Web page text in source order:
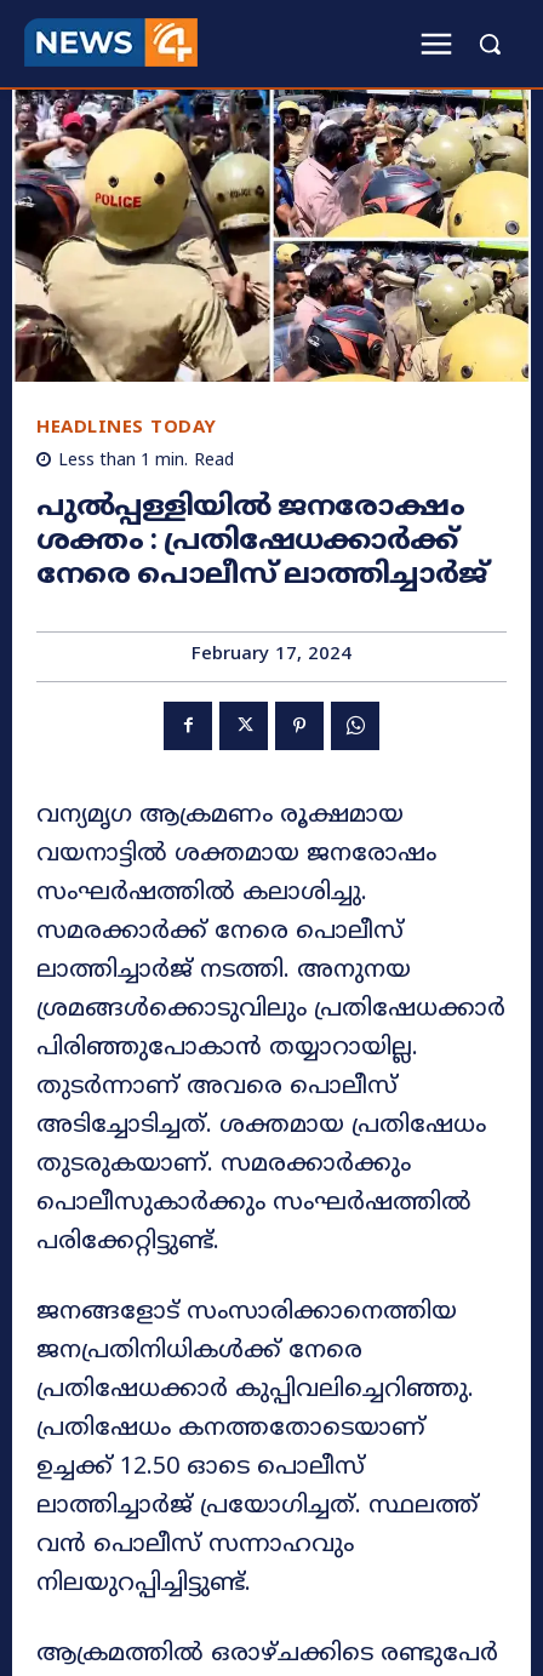
HEADLINES TODAY
Less than 1 min. Read
പുൽപ്പള്ളിയിൽ ജനരോക്ഷം
ശക്തം : പ്രതിഷേധക്കാര്‍ക്ക്
നേരെ പൊലീസ് ലാത്തിച്ചാർജ്
February 17, 2024
വന്യമൃ​ഗ ആക്രമണം രൂക്ഷമായ
വയനാട്ടിൽ ശക്തമായ ജനരോഷം
സംഘർഷത്തിൽ കലാശിച്ചു.
സമരക്കാർക്ക് നേരെ പൊലീസ്
ലാത്തിച്ചാർജ് നടത്തി. അനുനയ
ശ്രമങ്ങൾക്കൊടുവിലും പ്രതിഷേധക്കാർ
പിരിഞ്ഞുപോകാൻ തയ്യാറായില്ല.
തുടർന്നാണ് അവരെ പൊലീസ്
അടിച്ചോടിച്ചത്. ശക്തമായ പ്രതിഷേധം
തുടരുകയാണ്. സമരക്കാർക്കും
പൊലീസുകാർക്കും സംഘർഷത്തിൽ
പരിക്കേറ്റിട്ടുണ്ട്.
ജനങ്ങളോട് സംസാരിക്കാനെത്തിയ
ജനപ്രതിനിധികള്‍ക്ക് നേരെ
പ്രതിഷേധക്കാര്‍ കുപ്പിവലിച്ചെറിഞ്ഞു.
പ്രതിഷേധം കനത്തതോടെയാണ്
ഉച്ചക്ക് 12.50 ഓടെ പൊലീസ്
ലാത്തിച്ചാര്‍‌ജ് പ്രയോഗിച്ചത്. സ്ഥലത്ത്
വന്‍ പൊലീസ് സന്നാഹവും
നിലയുറപ്പിച്ചിട്ടുണ്ട്.
ആക്രമത്തിൽ ഒരാഴ്ചക്കിടെ രണ്ടുപേർ